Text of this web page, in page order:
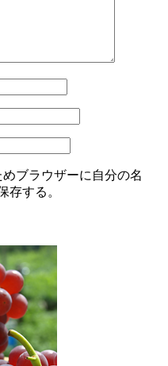
ブラウザーに自分の名
存する。